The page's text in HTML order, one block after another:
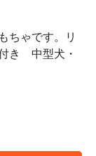
ちゃです。リ
き 中型犬・